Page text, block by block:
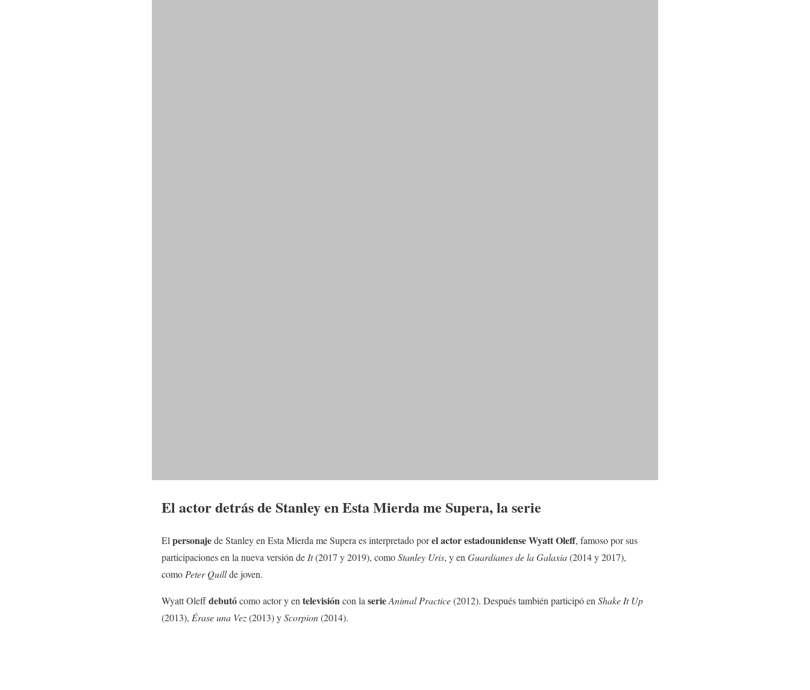
El actor detrás de Stanley en Esta Mierda me Supera, la serie
El personajede Stanley en Esta Mierda me Supera es interpretado porel actor estadounidense Wyatt Oleff, famoso por sus
participaciones en la nueva versión de It(2017 y 2019), comoStanley Uris, y en Guardianes de la Galaxia(2014 y 2017),
como Peter Quillde joven.
Wyatt Oleffdebutócomo actor y en televisióncon la serieAnimal Practice(2012). Después también participó en Shake It Up
(2013), Érase una Vez(2013) yScorpion(2014).